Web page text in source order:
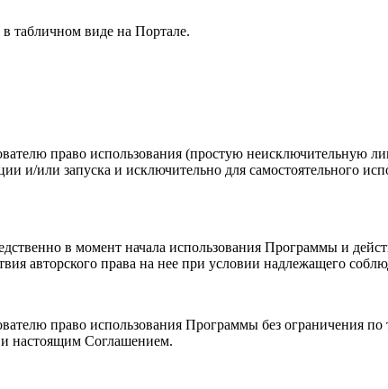
табличном виде на Портале.
право использования (простую
и/или запуска и исключительно для самостоятельного
в момент начала использования Программы и
авторского права на нее при условии надлежащего
право использования Программы без ограничения
и настоящим Соглашением.